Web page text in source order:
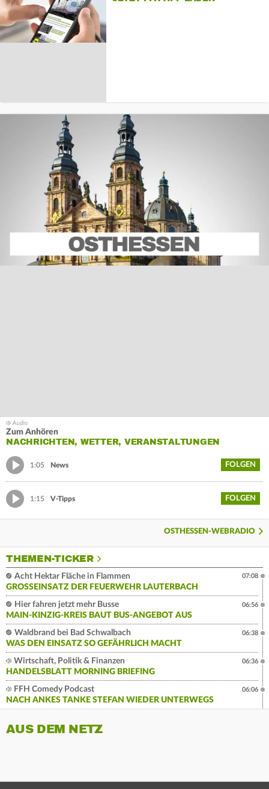
Zum Anhören
NACHRICHTEN, WETTER, VERANSTALTUNGEN
1:05 News FOLGEN
1:15 V-Tipps FOLGEN
OSTHESSEN-WEBRADIO
THEMEN-TICKER
Acht Hektar Fläche in Flammen
GROSSEINSATZ DER FEUERWEHR LAUTERBACH
07:08
Hier fahren jetzt mehr Busse
MAIN-KINZIG-KREIS BAUT BUS-ANGEBOT AUS
06:56
Waldbrand bei Bad Schwalbach
WAS DEN EINSATZ SO GEFÄHRLICH MACHT
06:38
Wirtschaft, Politik & Finanzen
HANDELSBLATT MORNING BRIEFING
06:36
FFH Comedy Podcast
NACH ANKES TANKE STEFAN WIEDER UNTERWEGS
06:06
AUS DEM NETZ